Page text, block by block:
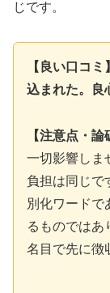
じです。
【良い口コ
込まれた。良
【注意点・論
一切影響しま
負担は同じで
別化ワードで
るものではあ
名目で先に徴